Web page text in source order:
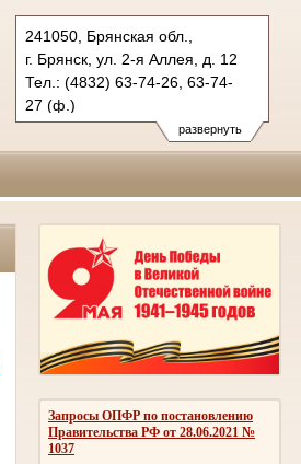
развернуть
241050, Брянская обл.,
г. Брянск, ул. 2-я Аллея, д. 12
Тел.: (4832) 63-74-26, 63-74-
27 (ф.)
gvs.brj@sudrf.ru
Запросы ОПФР по постановлению
Правительства РФ от 28.06.2021 №
1037